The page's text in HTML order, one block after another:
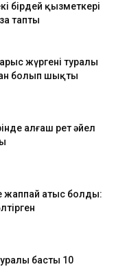
бірдей қызметкері
тапты
жүргені туралы
болып шықты
алғаш рет әйел
жаппай атыс болды:
басты 10